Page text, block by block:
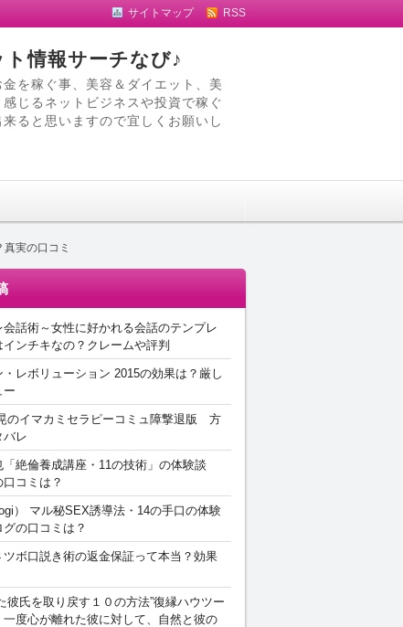
サイトマップ RSS
情報サーチなび♪
を稼ぐ事、美容＆ダイエット、美
じるネットビジネスや投資で稼ぐ
ると思いますので宜しくお願いし
実の口コミ
会話術～女性に好かれる会話のテンプレ
インチキなの？クレームや評判
・レボリューション 2015の効果は？厳し
ー
のイマカミセラピーコミュ障撃退版 方
バレ
「絶倫養成講座・11の技術」の体験談
コミは？
） マル秘SEX誘導法・14の手口の体験
の口コミは？
ツボ口説き術の返金保証って本当？効果
た彼氏を取り戻す１０の方法”復縁ハウツー
一度心が離れた彼に対して、自然と彼の